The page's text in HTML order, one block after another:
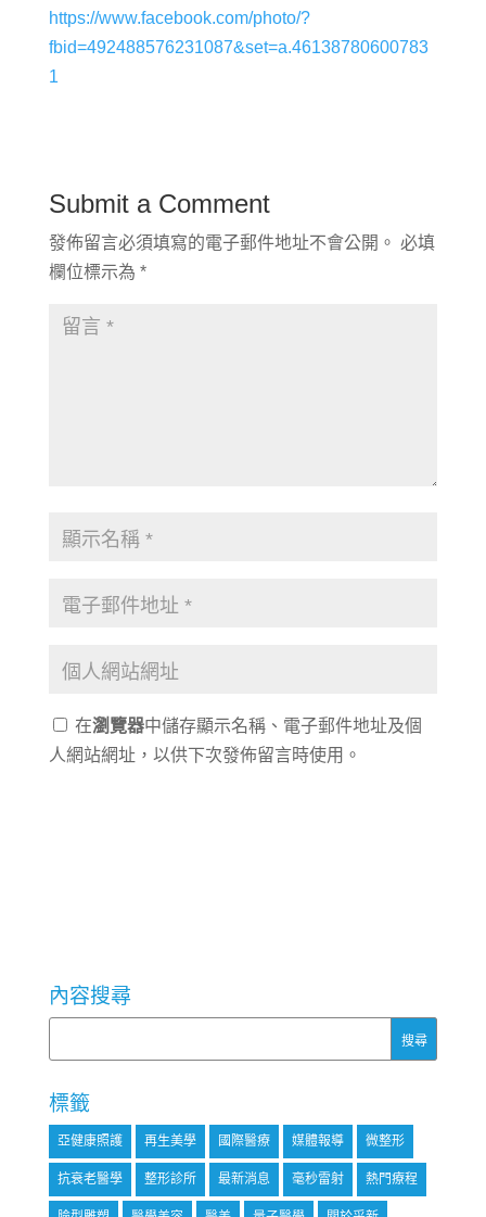
https://www.facebook.com/photo/?
fbid=492488576231087&set=a.46138780600783
1
Submit a Comment
發佈留言必須填寫的電子郵件地址不會公開。 必填
欄位標示為 *
在瀏覽器中儲存顯示名稱、電子郵件地址及個
人網站網址，以供下次發佈留言時使用。
內容搜尋
標籤
亞健康照護 再生美學 國際醫療 媒體報導 微整形
抗衰老醫學 整形診所 最新消息 毫秒雷射 熱門療程